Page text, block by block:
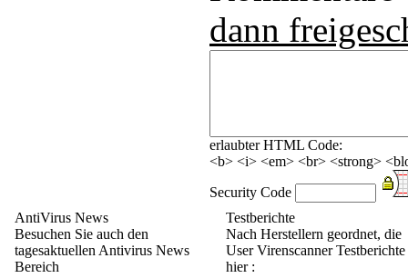
dann
erlaubter HTML Code:
<b> <i> <em> <br> <strong>
Security Code
AntiVirus News
Besuchen Sie auch den
tagesaktuellen Antivirus News
Bereich
Testberichte
Nach Herstellern geordnet, die
User Virenscanner Testberichte
hier :